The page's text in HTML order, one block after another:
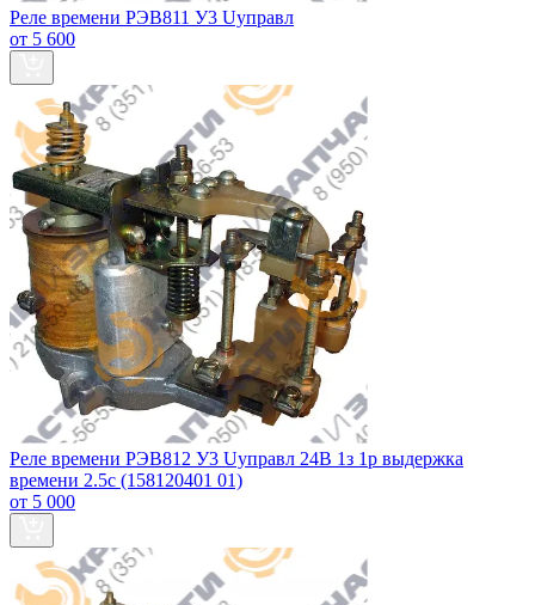
Реле времени РЭВ811 У3 Uуправл
от 5 600
Реле времени РЭВ812 У3 Uуправл 24В 1з 1р выдержка
времени 2.5с (158120401 01)
от 5 000